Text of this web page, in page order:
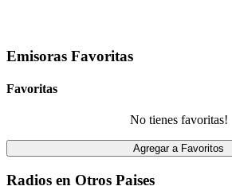
Emisoras Favoritas
Favoritas
No tienes favoritas!
Radios en Otros Paises